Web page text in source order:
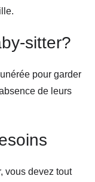
sitter?
pour garder
de leurs
vous devez tout